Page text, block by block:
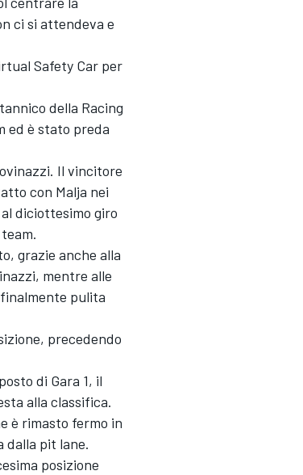
ci si attendeva e
Safety Car per
della Racing
ed è stato preda
Il vincitore
con Malja nei
diciottesimo giro
grazie anche alla
mentre alle
pulita
precedendo
di Gara 1, il
alla classifica.
è rimasto fermo in
dalla pit lane.
posizione